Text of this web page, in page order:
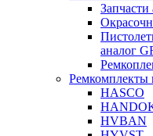
аналог
Ремкомплекты
HASCO
HVBAN